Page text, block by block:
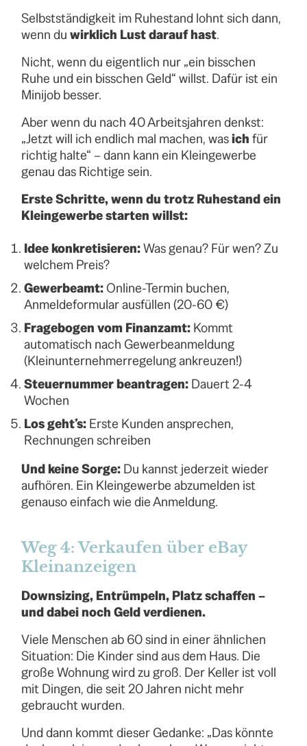
Selbstständigkeit im Ruhestand lohnt sich dann,
wenn duwirklich Lust darauf hast.
Nicht, wenn du eigentlich nur „ein bisschen
Ruhe und ein bisschen Geld“ willst. Dafür ist ein
Minijob besser.
Aber wenn du nach 40 Arbeitsjahren denkst:
„Jetzt will ich endlich mal machen, wasich für
richtig halte“ – dann kann ein Kleingewerbe
genau das Richtige sein.
Erste Schritte, wenn du trotz Ruhestand ein
Kleingewerbe starten willst:
Idee konkretisieren:Was genau? Für wen? Zu
welchem Preis?
Gewerbeamt:Online-Termin buchen,
Anmeldeformular ausfüllen (20-60 €)
Fragebogen vom Finanzamt: Kommt
automatisch nach Gewerbeanmeldung
(Kleinunternehmerregelung ankreuzen!)
Steuernummer beantragen: Dauert 2-4
Wochen
Los geht’s: Erste Kunden ansprechen,
Rechnungen schreiben
Und keine Sorge: Du kannst jederzeit wieder
aufhören. Ein Kleingewerbe abzumelden ist
genauso einfach wie die Anmeldung.
Weg 4: Verkaufen über eBay
Kleinanzeigen
Downsizing, Entrümpeln, Platz schaffen –
und dabei noch Geld verdienen.
Viele Menschen ab 60 sind in einer ähnlichen
Situation: Die Kinder sind aus dem Haus. Die
große Wohnung wird zu groß. Der Keller ist voll
mit Dingen, die seit 20 Jahren nicht mehr
gebraucht wurden.
Und dann kommt dieser Gedanke: „Das könnte